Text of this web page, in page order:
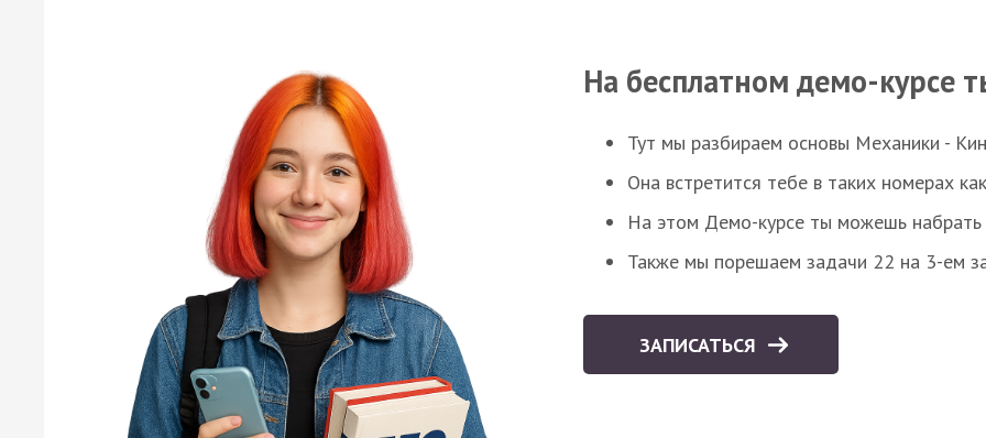
На бесплатном демо-курсе
Тут мы разбираем основы Механики -
Она встретится тебе в таких номерах
На этом Демо-курсе ты можешь набрать
Также мы порешаем задачи 22 на 3-ем
ЗАПИСАТЬСЯ